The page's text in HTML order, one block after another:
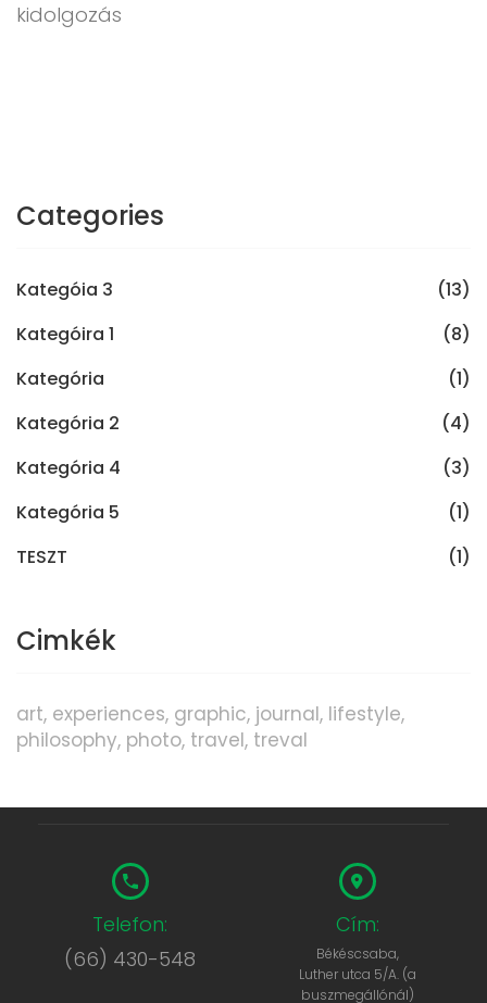
kidolgozás
Categories
Kategóia 3
(13)
Kategóira 1
(8)
Kategória
(1)
Kategória 2
(4)
Kategória 4
(3)
Kategória 5
(1)
TESZT
(1)
Cimkék
art experiences graphic journal lifestyle
philosophy photo travel treval
Telefon:
(66) 430-548
Cím:
Békéscsaba,
Luther utca 5/A. (a
buszmegállónál)